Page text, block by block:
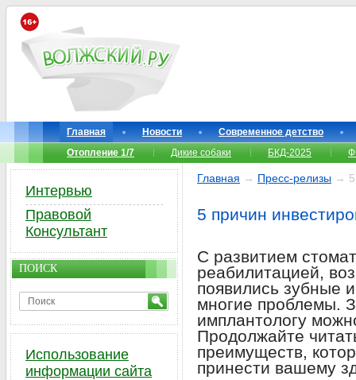
Главная Новости
Современное детство
Отопление 1/7
Дикие собаки БКД-2025
Главная → Пресс-релизы → 5
5 причин
С развитием
реабилитацией,
появились зубные
многие проблемы.
имплантологу
Продолжайте
преимуществ,
принести вашему
Интервью
Правовой
Консультант
ПОИСК
Использование
информации сайта